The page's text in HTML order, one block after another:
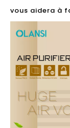
vous aidera à